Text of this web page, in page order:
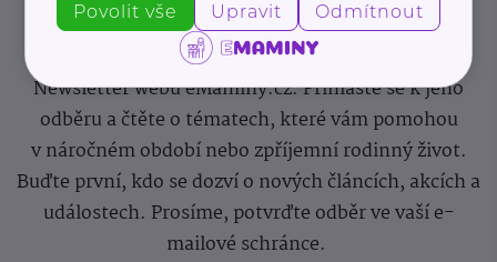
Pravidelný přísun novinek, inspirace na každý den,
podpora pro rodiče i sdílení zkušeností. Takový je
Newsletter webu eMaminy.cz. Přihlaste se k jeho
odběru a čtěte o tématech, které vám pomohou
v náročném období nebo zpříjemní rodinný život.
Buďte první, kdo se dozví o nových článcích, akcích a
událostech. Prosíme, potvrďte odběr ve vaší e-
mailové schránce.
Povolit vše Upravit Odmítnout